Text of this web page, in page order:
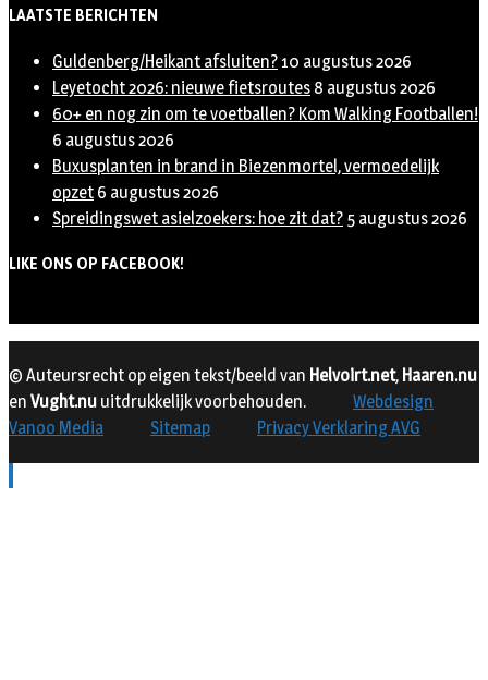
LAATSTE BERICHTEN
Guldenberg/Heikant afsluiten?10 augustus 2026
Leyetocht 2026: nieuwe fietsroutes 8 augustus 2026
60+ en nog zin om te voetballen? Kom Walking Footballen!
6 augustus 2026
Buxusplanten in brand in Biezenmortel, vermoedelijk
opzet 6 augustus 2026
Spreidingswet asielzoekers: hoe zit dat? 5 augustus 2026
LIKE ONS OP FACEBOOK!
© Auteursrecht op eigen tekst/beeld van Helvoirt.net, Haaren.nu
en Vught.nu uitdrukkelijk voorbehouden.
Webdesign
Vanoo Media
Sitemap Privacy Verklaring AVG